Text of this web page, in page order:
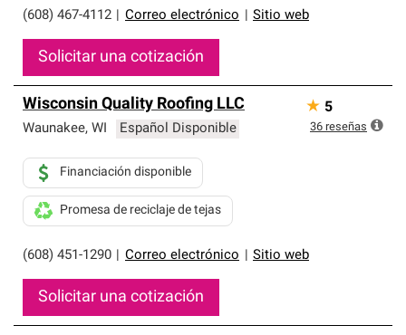
(608) 467-4112
Correo electrónico Sitio web
Solicitar una cotización
Wisconsin Quality Roofing LLC
Waunakee, WI Español Disponible
(608) 451-1290 Correo electrónico Sitio web
Financiación disponible
Promesa de reciclaje de tejas
Solicitar una cotización
★ 5
36 reseñas